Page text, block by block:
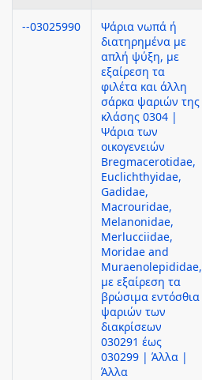
--03025990
Ψάρια νωπά ή
διατηρημένα με
απλή ψύξη, με
εξαίρεση τα
φιλέτα και άλλη
σάρκα ψαριών της
κλάσης 0304 |
Ψάρια των
οικογενειών
Bregmacerotidae,
Euclichthyidae,
Gadidae,
Macrouridae,
Melanonidae,
Merlucciidae,
Moridae and
Muraenolepididae,
με εξαίρεση τα
βρώσιμα εντόσθια
ψαριών των
διακρίσεων
030291 έως
030299 | Άλλα |
Άλλα